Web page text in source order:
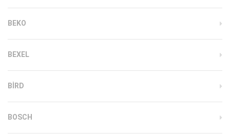
BEKO
BEXEL
BIRD
BOSCH